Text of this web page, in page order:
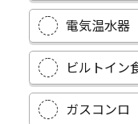
電気温水器
ビルトイン
ガスコンロ